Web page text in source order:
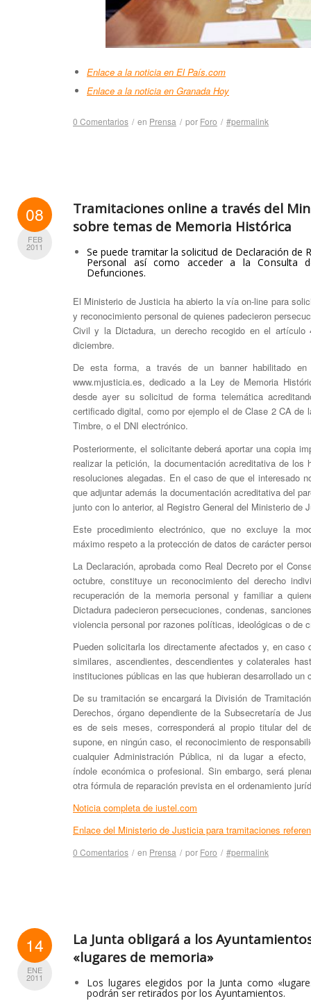
Enlace a la noticia en El País.com
Enlace a la noticia en Granada Hoy
0 Comentarios / en Prensa / por Foro / #permalink
08
FEB
2011
Tramitaciones online a través del
sobre temas de Memoria Histórica
Se puede tramitar la solicitud de Declaración de
Personal así como acceder a la Consulta
Defunciones.
El Ministerio de Justicia ha abierto la vía on-line para
y reconocimiento personal de quienes padecieron
Civil y la Dictadura, un derecho recogido en el
diciembre.
De esta forma, a través de un banner habilitado
www.mjusticia.es, dedicado a la Ley de Memoria
desde ayer su solicitud de forma telemática
certificado digital, como por ejemplo el de Clase 2 CA de
Timbre, o el DNI electrónico.
Posteriormente, el solicitante deberá aportar una copia
realizar la petición, la documentación acreditativa de
resoluciones alegadas. En el caso de que el interesado
que adjuntar además la documentación acreditativa del
junto con lo anterior, al Registro General del Ministerio de
Este procedimiento electrónico, que no excluye la
máximo respeto a la protección de datos de carácter
La Declaración, aprobada como Real Decreto por el
octubre, constituye un reconocimiento del derecho
recuperación de la memoria personal y familiar a
Dictadura padecieron persecuciones, condenas,
violencia personal por razones políticas, ideológicas o de
Pueden solicitarla los directamente afectados y, en
similares, ascendientes, descendientes y colaterales
instituciones públicas en las que hubieran desarrollado un
De su tramitación se encargará la División de
Derechos, órgano dependiente de la Subsecretaría de
es de seis meses, corresponderá al propio titular del
supone, en ningún caso, el reconocimiento de
cualquier Administración Pública, ni da lugar a efecto,
índole económica o profesional. Sin embargo, será
otra fórmula de reparación prevista en el ordenamiento
Noticia completa de iustel.com
Enlace del Ministerio de Justicia para tramitaciones
0 Comentarios / en Prensa / por Foro / #permalink
14
ENE
2011
La Junta obligará a los
«lugares de memoria»
Los lugares elegidos por la Junta como
podrán ser retirados por los Ayuntamientos.